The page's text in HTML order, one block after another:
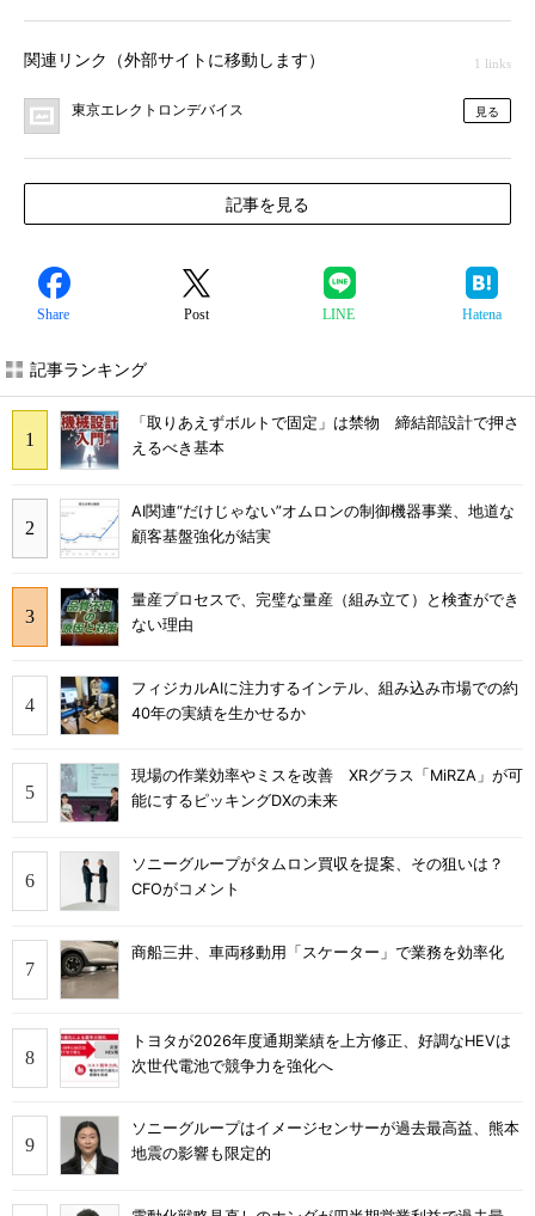
関連リンク（外部サイトに移動します） 1 links
東京エレクトロンデバイス 見る
記事を見る
Share Post LINE Hatena
記事ランキング
「取りあえずボルトで固定」は禁物 締結部設計で押さ
えるべき基本
AI関連“だけじゃない”オムロンの制御機器事業、地道な
顧客基盤強化が結実
量産プロセスで、完璧な量産（組み立て）と検査ができ
ない理由
フィジカルAIに注力するインテル、組み込み市場での約
40年の実績を生かせるか
現場の作業効率やミスを改善 XRグラス「MiRZA」が可
能にするピッキングDXの未来
ソニーグループがタムロン買収を提案、その狙いは？
CFOがコメント
商船三井、車両移動用「スケーター」で業務を効率化
トヨタが2026年度通期業績を上方修正、好調なHEVは
次世代電池で競争力を強化へ
ソニーグループはイメージセンサーが過去最高益、熊本
地震の影響も限定的